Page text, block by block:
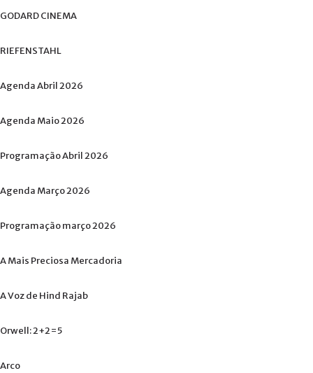
GODARDCINEMA
RIEFENSTAHL
AgendaAbril2026
Agenda Maio2026
ProgramaçãoAbril2026
Agenda Março2026
Programaçãomarço2026
AMais Preciosa Mercadoria
AVozde Hind Rajab
Orwell:2+2=5
Arco